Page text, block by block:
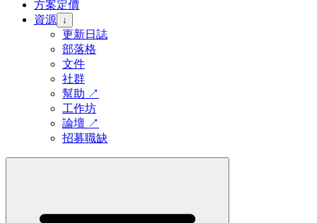
方案定價
資源 ↓
更新日誌
部落格
文件
社群
幫助 ↗
工作坊
論壇 ↗
招募職缺